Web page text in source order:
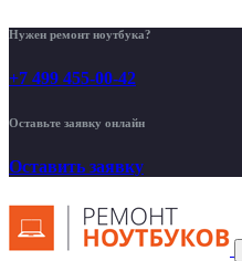
Нужен ремонт ноутбука?
+7 499 455-00-42
Оставьте заявку онлайн
Оставить заявку